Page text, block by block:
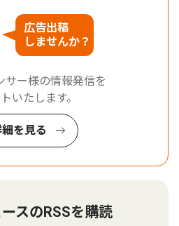
広告出稿
しませんか？
サー様の情報発信を
いたします。
を見る
スのRSSを購読